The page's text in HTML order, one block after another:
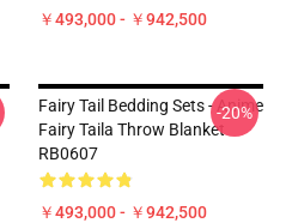
￥493,000 - ￥942,500
Fairy Tail Bedding Sets - Anime
Fairy Taila Throw Blanket
RB0607
￥493,000 - ￥942,500
-20%